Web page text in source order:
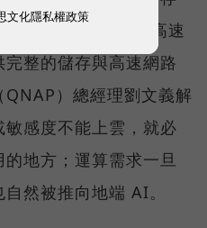
25GbE、100GbE 高速
整的儲存與高速網路
）總經理劉文義解
感度不能上雲，就必
地方；運算需求一旦
然被推向地端 AI。
文化隱私權政策